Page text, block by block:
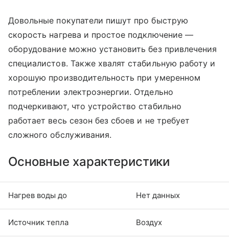
Довольные покупатели пишут про быструю
скорость нагрева и простое подключение —
оборудование можно установить без привлечения
специалистов. Также хвалят стабильную работу и
хорошую производительность при умеренном
потреблении электроэнергии. Отдельно
подчеркивают, что устройство стабильно
работает весь сезон без сбоев и не требует
сложного обслуживания.
Основные характеристики
Нагрев воды до Нет данных
Источник тепла Воздух